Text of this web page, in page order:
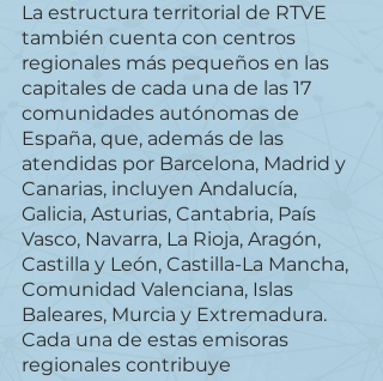
La estructura territorial de RTVE
también cuenta con centros
regionales más pequeños en las
capitales de cada una de las 17
comunidades autónomas de
España, que, además de las
atendidas por Barcelona, Madrid y
Canarias, incluyen Andalucía,
Galicia, Asturias, Cantabria, País
Vasco, Navarra, La Rioja, Aragón,
Castilla y León, Castilla-La Mancha,
Comunidad Valenciana, Islas
Baleares, Murcia y Extremadura.
Cada una de estas emisoras
regionales contribuye